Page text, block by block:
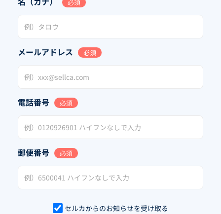
必須
メールアドレス 必須
電話番号 必須
郵便番号 必須
セルカからのお知らせを受け取る